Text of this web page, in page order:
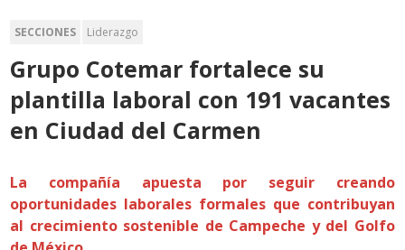
SECCIONES Liderazgo
Grupo Cotemar fortalece su
plantilla laboral con 191 vacantes
en Ciudad del Carmen
La compañía apuesta por seguir creando
oportunidades laborales formales que contribuyan
al crecimiento sostenible de Campeche y del Golfo